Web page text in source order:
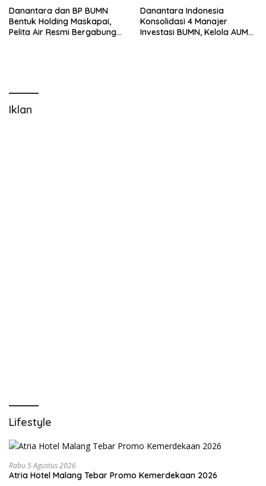
Danantara dan BP BUMN
Bentuk Holding Maskapai,
Pelita Air Resmi Bergabung
Danantara Indonesia
Konsolidasi 4 Manajer
Investasi BUMN, Kelola AUM
Iklan
Lifestyle
Rabu 5 Agustus 2026
Atria Hotel Malang Tebar Promo Kemerdekaan 2026